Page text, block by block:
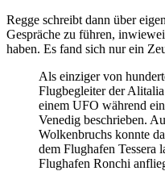
Regge schreibt dann über
Gespräche zu führen,
haben. Es fand sich nur ein
Als einziger von
Flugbegleiter der
einem UFO während
Venedig beschrieben.
Wolkenbruchs konnte
dem Flughafen Tessera
Flughafen Ronchi